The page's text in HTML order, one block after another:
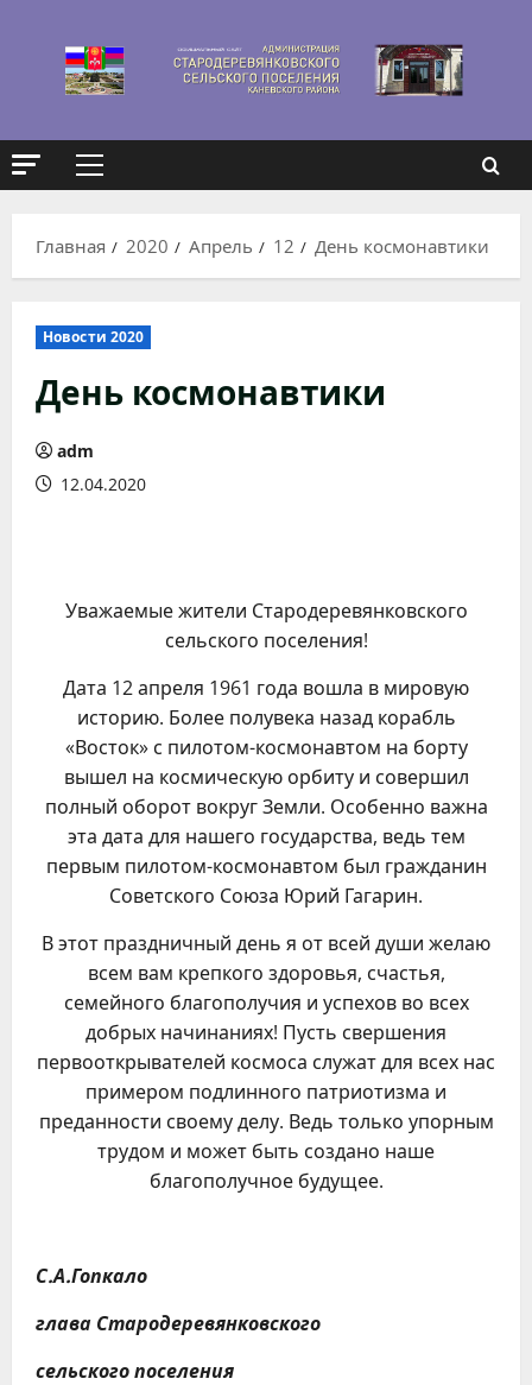
содержимому
Основное
Главная
2020 Апрель 12 День космонавтики
Новости 2020
День космонавтики
adm
12.04.2020
Уважаемые жители Стародеревянковского
сельского поселения!
Дата 12 апреля 1961 года вошла в мировую
историю. Более полувека назад корабль
«Восток» с пилотом-космонавтом на борту
вышел на космическую орбиту и совершил
полный оборот вокруг Земли. Особенно важна
эта дата для нашего государства, ведь тем
первым пилотом-космонавтом был гражданин
Советского Союза Юрий Гагарин.
В этот праздничный день я от всей души желаю
всем вам крепкого здоровья, счастья,
семейного благополучия и успехов во всех
добрых начинаниях! Пусть свершения
первооткрывателей космоса служат для всех нас
примером подлинного патриотизма и
преданности своему делу. Ведь только упорным
трудом и может быть создано наше
благополучное будущее.
С.А.Гопкало
глава Стародеревянковского
сельского поселения